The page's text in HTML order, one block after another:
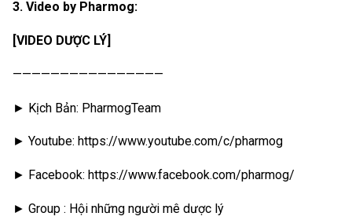
3. Video by Pharmog:
[VIDEO DƯỢC LÝ]
————————————————
► Kịch Bản: PharmogTeam
► Youtube: https://www.youtube.com/c/pharmog
► Facebook: https://www.facebook.com/pharmog/
► Group : Hội những người mê dược lý